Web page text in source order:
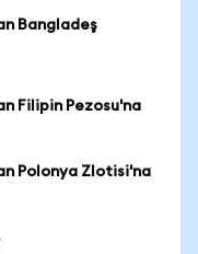
Bangladeş
Filipin Pezosu'na
Polonya Zlotisi'na